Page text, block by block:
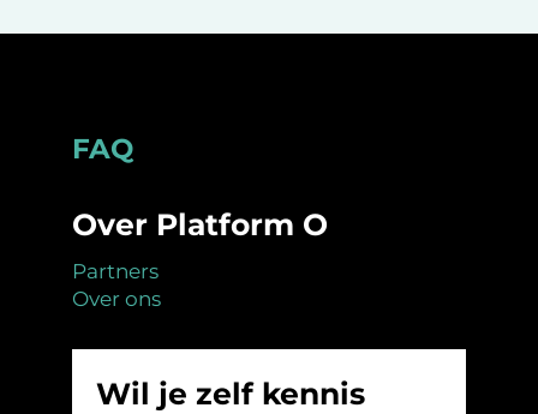
Footer
FAQ
Over Platform O
Partners
Over ons
Wil je zelf kennis